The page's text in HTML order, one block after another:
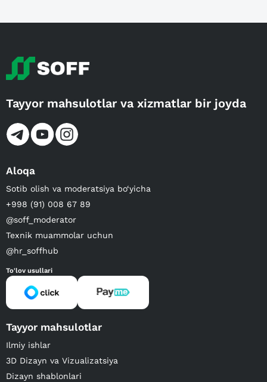
Tayyor mahsulotlar va xizmatlar bir joyda
Aloqa
Sotib olish va moderatsiya bo‘yicha
+998 (91) 008 67 89
@soff_moderator
Texnik muammolar uchun
@hr_soffhub
To'lov usullari
Tayyor mahsulotlar
Ilmiy ishlar
3D Dizayn va Vizualizatsiya
Dizayn shablonlari